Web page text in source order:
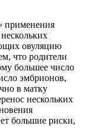
применения
овуляцию
что родители
большее число
эмбрионов,
в матку
нескольких
большие риски,